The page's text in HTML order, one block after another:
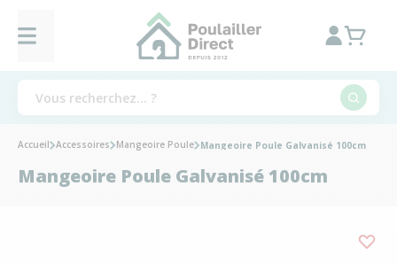
Accueil Accessoires Mangeoire Poule Mangeoire Poule Galvanisé 100cm
Mangeoire Poule Galvanisé 100cm